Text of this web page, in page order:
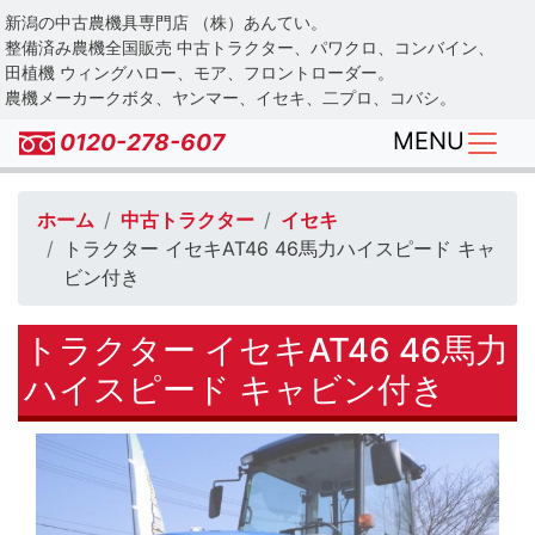
Skip
to
main
content
新潟の中古農機具専門店 （株）あんてい。
整備済み農機全国販売 中古トラクター、パワクロ、コンバイン、
田植機 ウィングハロー、モア、フロントローダー。
農機メーカークボタ、ヤンマー、イセキ、二プロ、コバシ。
0120-278-607 MENU
ホーム 中古トラクター
イセキ
トラクター イセキAT46 46馬力ハイスピード キャ
ビン付き
トラクター イセキAT46 46馬力
ハイスピード キャビン付き